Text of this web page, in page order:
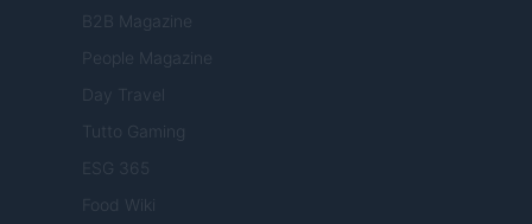
B2B Magazine
People Magazine
Day Travel
Tutto Gaming
ESG 365
Food Wiki